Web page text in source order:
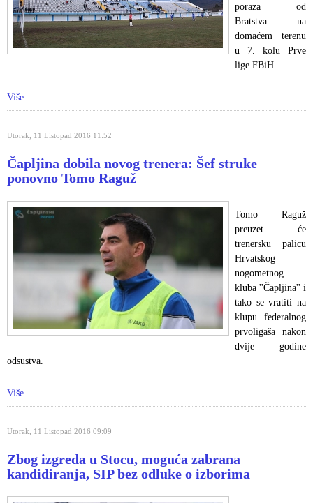
poraza od
Bratstva na
domaćem terenu
u 7. kolu Prve
lige FBiH.
Više...
Utorak, 11 Listopad 2016 11:52
Čapljina dobila novog trenera: Šef struke
ponovno Tomo Raguž
Tomo Raguž
preuzet će
trenersku palicu
Hrvatskog
nogometnog
kluba ''Čapljina'' i
tako se vratiti na
klupu federalnog
prvoligaša nakon
dvije godine
odsustva.
Više...
Utorak, 11 Listopad 2016 09:09
Zbog izgreda u Stocu, moguća zabrana
kandidiranja, SIP bez odluke o izborima